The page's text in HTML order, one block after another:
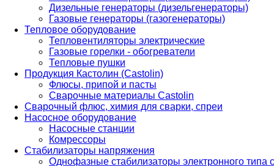
Дизельные генераторы (дизельгенераторы)
Газовые генераторы (газогенераторы)
Тепловое оборудование
Тепловентиляторы электрические
Газовые горелки - обогреватели
Тепловые пушки
Продукция Кастолин (Castolin)
Флюсы, припой и пасты
Сварочные материалы Castolin
Сварочный флюс, химия для сварки, спреи
Насосное оборудование
Насосные станции
Комрессоры
Стабилизаторы напряжения
Однофазные стабилизаторы электронного